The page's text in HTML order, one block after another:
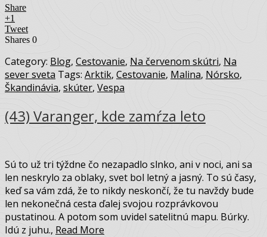
Share
+1
Tweet
Shares 0
Category: Blog, Cestovanie, Na červenom skútri, Na
sever sveta Tags: Arktik, Cestovanie, Malina, Nórsko,
Škandinávia, skúter, Vespa
(43) Varanger, kde zamŕza leto
Sú to už tri týždne čo nezapadlo slnko, ani v noci, ani sa
len neskrylo za oblaky, svet bol letný a jasný. To sú časy,
keď sa vám zdá, že to nikdy neskončí, že tu navždy bude
len nekonečná cesta ďalej svojou rozprávkovou
pustatinou. A potom som uvidel satelitnú mapu. Búrky.
Idú z juhu., Read More